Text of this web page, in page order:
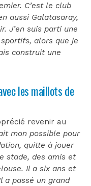
C’est le club
aussi Galatasaray,
J’en suis parti une
alors que je
construit une
les maillots de
revenir au
mon possible pour
quitte à jouer
stade, des amis et
Il a six ans et
a passé un grand